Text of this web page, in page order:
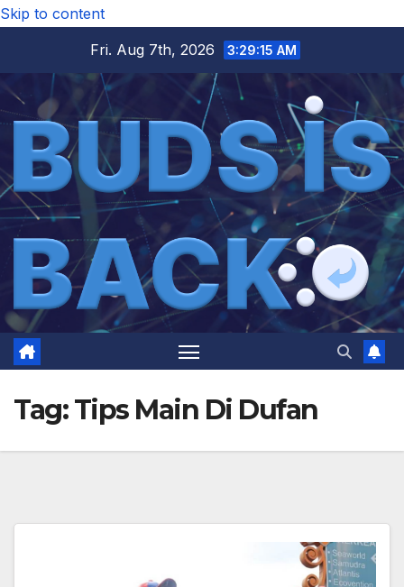
Skip to content
Fri. Aug 7th, 2026
3:29:15 AM
Tag:Tips Main Di Dufan